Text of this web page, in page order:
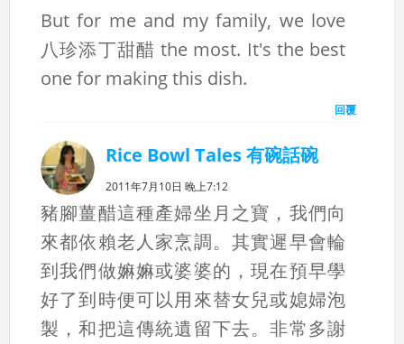
But for me and my family, we love
八珍添丁甜醋 the most. It's the best
one for making this dish.
回覆
Rice Bowl Tales 有碗話碗
2011年7月10日 晚上7:12
豬腳薑醋這種產婦坐月之寶，我們向
來都依賴老人家烹調。其實遲早會輪
到我們做嫲嫲或婆婆的，現在預早學
好了到時便可以用來替女兒或媳婦泡
製，和把這傳統遺留下去。非常多謝